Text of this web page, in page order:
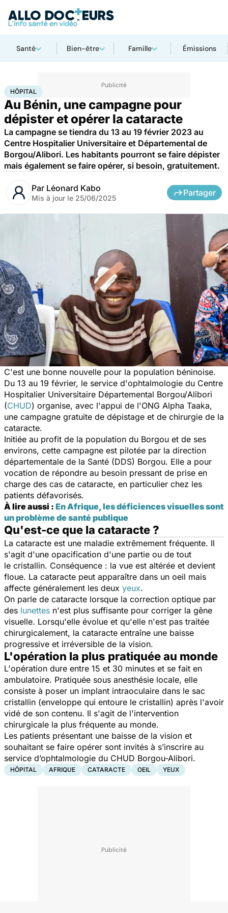
Santé Bien-être Famille Émissions
AccueilSanté
HÔPITAL
Au Bénin, une campagne pour
dépister et opérer la cataracte
La campagne se tiendra du 13 au 19 février 2023 au
Centre Hospitalier Universitaire et Départemental de
Borgou/Alibori. Les habitants pourront se faire dépister
mais également se faire opérer, si besoin, gratuitement.
Par Léonard Kabo
Mis à jour le 25/06/2025
Partager
C'est une bonne nouvelle pour la population béninoise.
Du 13 au 19 février, le service d'ophtalmologie du Centre
Hospitalier Universitaire Départemental Borgou/Alibori
(CHUD) organise, avec l'appui de l'ONG Alpha Taaka,
une campagne gratuite de dépistage et de chirurgie de la
cataracte.
Initiée au profit de la population du Borgou et de ses
environs, cette campagne est pilotée par la direction
départementale de la Santé (DDS) Borgou. Elle a pour
vocation de répondre au besoin pressant de prise en
charge des cas de cataracte, en particulier chez les
patients défavorisés.
À lire aussi : En Afrique, les déficiences visuelles sont
un problème de santé publique
Qu'est-ce que la cataracte ?
La cataracte est une maladie extrêmement fréquente. Il
s'agit d'une opacification d'une partie ou de tout
le cristallin. Conséquence : la vue est altérée et devient
floue. La cataracte peut apparaître dans un oeil mais
affecte généralement les deux yeux.
On parle de cataracte lorsque la correction optique par
des lunettes n'est plus suffisante pour corriger la gêne
visuelle. Lorsqu'elle évolue et qu'elle n'est pas traitée
chirurgicalement, la cataracte entraîne une baisse
progressive et irréversible de la vision.
L'opération la plus pratiquée au monde
L'opération dure entre 15 et 30 minutes et se fait en
ambulatoire. Pratiquée sous anesthésie locale, elle
consiste à poser un implant intraoculaire dans le sac
cristallin (enveloppe qui entoure le cristallin) après l'avoir
vidé de son contenu. Il s'agit de l'intervention
chirurgicale la plus fréquente au monde.
Les patients présentant une baisse de la vision et
souhaitant se faire opérer sont invités à s’inscrire au
service d’ophtalmologie du CHUD Borgou-Alibori.
HÔPITAL AFRIQUE CATARACTE OEIL YEUX